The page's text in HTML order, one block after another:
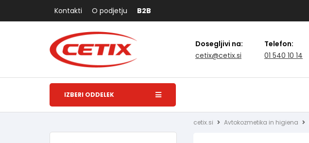
Kontakti O podjetju B2B
Dosegljivi na:
cetix
cetix.si
Telefon:
01 540 10 14
IZBERI ODDELEK
cetix.si Avtokozmetika in higiena